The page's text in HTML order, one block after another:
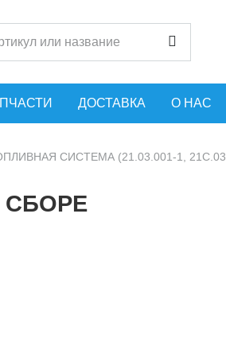
ДОСТАВКА О НАС
СИСТЕМА (21.03.001-1,
СБОРЕ